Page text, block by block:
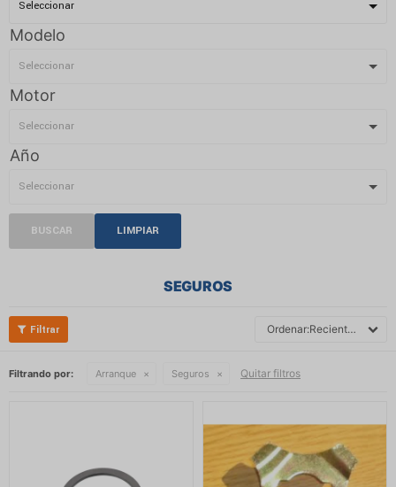
Modelo
Motor
Año
BUSCAR LIMPIAR
SEGUROS
Recientes
Filtrando por: Arranque Seguros Quitar filtros